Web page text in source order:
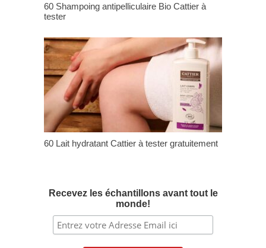
60 Shampoing antipelliculaire Bio Cattier à
tester
60 Lait hydratant Cattier à tester gratuitement
Recevez les échantillons avant tout le
monde!